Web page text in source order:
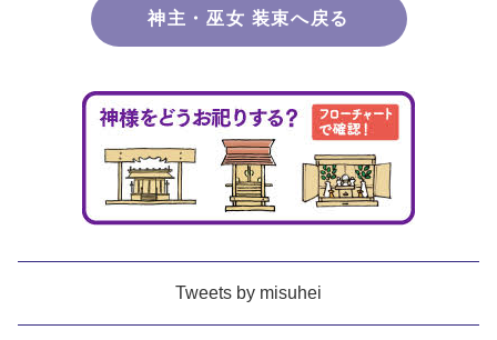
Tweets by misuhei
神主・巫女 装束へ戻る